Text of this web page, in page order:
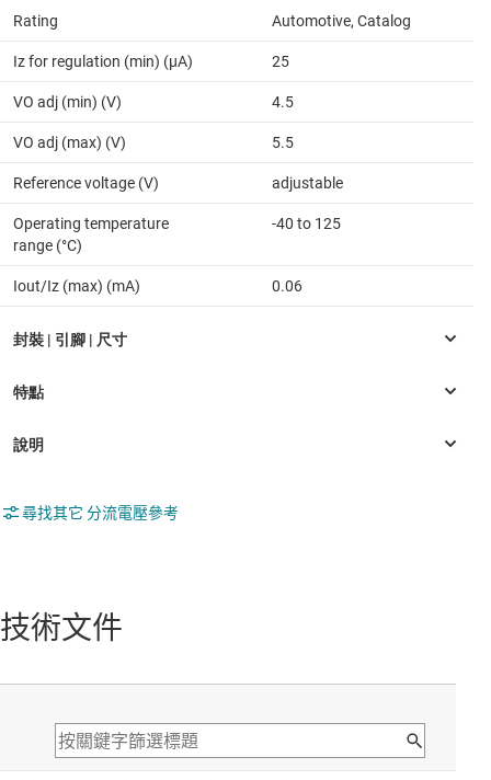
Rating Automotive, Catalog
Iz for regulation (min) (µA) 25
VO adj (min) (V) 4.5
VO adj (max) (V) 5.5
Reference voltage (V) adjustable
Operating temperature
range (°C)
-40 to 125
Iout/Iz (max) (mA) 0.06
尋找其它 分流電壓參考
技術文件